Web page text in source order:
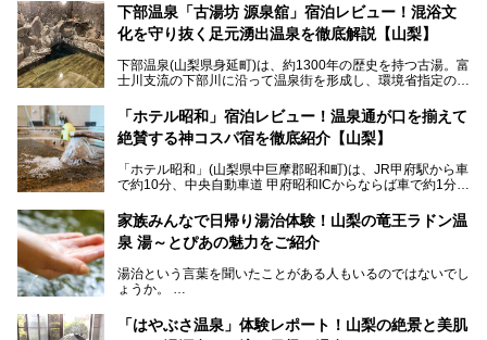
下部温泉「古湯坊 源泉舘」宿泊レビュー！混浴文
化を守り抜く足元湧出温泉を徹底解説【山梨】
下部温泉(山梨県身延町)は、約1300年の歴史を持つ古湯。富
士川支流の下部川に沿って温泉街を形成し、環境省指定の国
中でも「古湯坊 源泉舘」は、戦国時代に武田信玄公も療養
したと伝えられる名湯の宿。最大の特徴は、令和の現代にお
いても混浴文化が守られ、老若男女の分け隔て一切無く温泉
向にありますが、「古湯坊 源泉舘」では本来あるべき混浴
の姿が保たれている点に注目すべきでしょう。
今回は足元湧出の混浴温泉である「かくし湯大岩風呂」をは
じめ、湯治棟である「別館神泉」を中心に「古湯坊 源泉
舘」の全貌を徹底紹介します。
「ホテル昭和」宿泊レビュー！温泉通が口を揃えて
絶賛する神コスパ宿を徹底紹介【山梨】
「ホテル昭和」(山梨県中巨摩郡昭和町)は、JR甲府駅から車
で約10分、中央自動車道 甲府昭和ICからならば車で約1分の
から、一人泊でも6,000円台から宿泊可能です。
しかし、最大の魅力は“温泉そのもの”でしょう。自家源泉を
統の単純温泉は、入浴すると実にサッパリ爽快。日帰り入浴
不可なこともあり、全国の温泉ファンがこの温泉を求めて
では循環濾過の沸かし湯が一般的ですが、ここは本物の極上
温泉。まさに価格破壊と言えるクオリティです。
家族みんなで日帰り湯治体験！山梨の竜王ラドン温
泉 湯～とぴあの魅力をご紹介
湯治という言葉を聞いたことがある人もいるのではないでし
ょうか。
なかなか体験できない、湯治体験が日帰りでできる温浴施設
が山梨にあります。
「はやぶさ温泉」体験レポート！山梨の絶景と美肌